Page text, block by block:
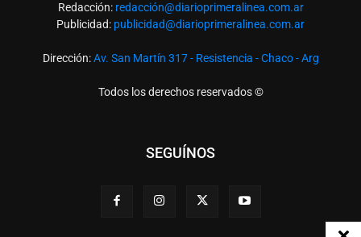
Redacción: redacción@diarioprimeralinea.com.ar
Publicidad: publicidad@diarioprimeralinea.com.ar
Dirección:Av. San Martín 317 - Resistencia - Chaco - Arg
Todos los derechos reservados ©
SEGUÍNOS